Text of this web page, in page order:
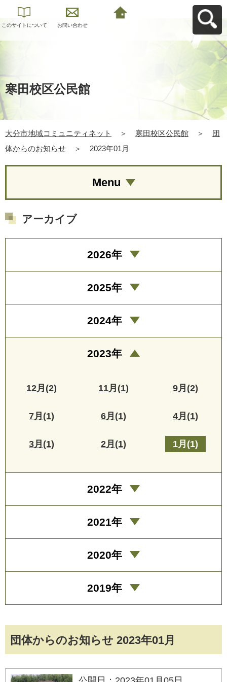
このサイトについて お問い合わせ
寒田校区公民館
大分市地域コミュニティネット ＞ 寒田校区公民館 ＞
団
体からのお知らせ
＞ 2023年01月
団体からのお知らせ 2023年01月
Menu
アーカイブ
2026年
2025年
2024年
2023年
12月(2) 11月(1) 9月(2)
7月(1) 6月(1) 4月(1)
3月(1) 2月(1) 1月(1)
2022年
2021年
2020年
2019年